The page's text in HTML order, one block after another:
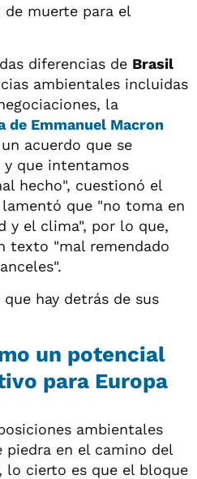
de muerte para el
diferencias de Brasil
ambientales incluidas
la
de Emmanuel Macron
acuerdo que se
y que intentamos
hecho", cuestionó el
que "no toma en
y el clima", por lo que,
texto "mal remendado
hay detrás de sus
un potencial
para Europa
ambientales
en el camino del
, lo cierto es que el bloque